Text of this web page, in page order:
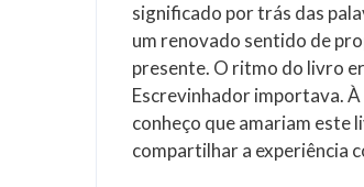
significado por trás das
um renovado sentido de
presente. O ritmo do livro
Escrevinhador importava. À
conheço que amariam este
compartilhar a experiência